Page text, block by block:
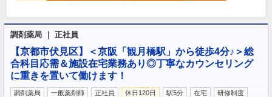
調剤薬局 ｜ 正社員
【京都市伏見区】＜京阪「観月橋駅」から徒歩4分♪＞総
合科目応需＆施設在宅業務あり◎丁寧なカウンセリング
に重きを置いて働けます！
調剤薬局 一般薬剤師 正社員 休日120日 駅5分 在宅
研修制度